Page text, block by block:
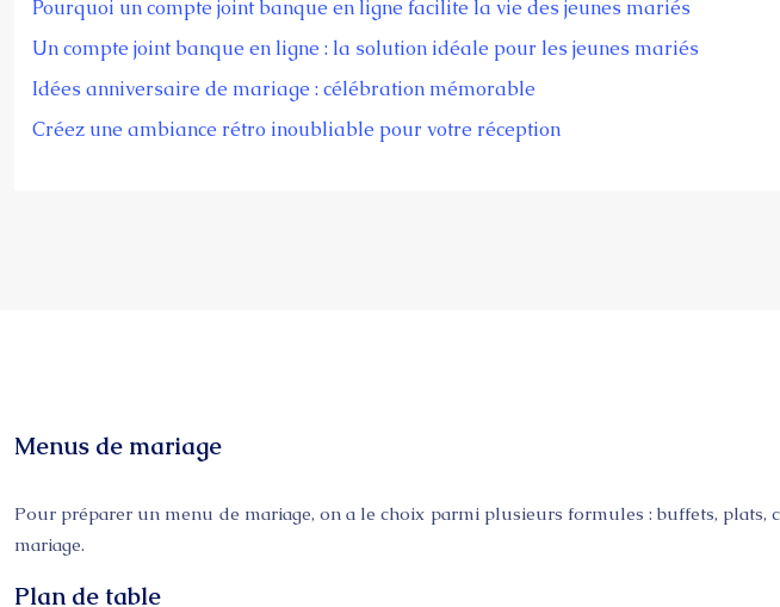
Pourquoi un compte joint banque en ligne facilite la vie des jeunes mariés
Un compte joint banque en ligne : la solution idéale pour les jeunes mariés
Idées anniversaire de mariage : célébration mémorable
Créez une ambiance rétro inoubliable pour votre réception
Menus de mariage
Pour préparer un menu de mariage, on a le choix parmi plusieurs formules : buffets,
mariage.
Plan de table